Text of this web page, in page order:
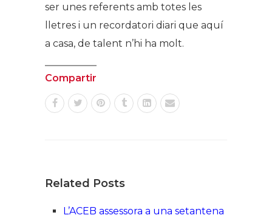
ser unes referents amb totes les
lletres i un recordatori diari que aquí
a casa, de talent n’hi ha molt.
Compartir
Related Posts
L’ACEB assessora a una setantena